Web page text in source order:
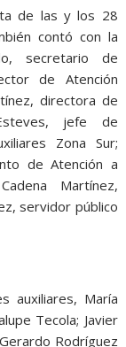
de las y los 28
contó con la
secretario de
de Atención
directora de
jefe de
Zona Sur;
de Atención a
Martínez,
servidor público
auxiliares, María
Tecola; Javier
Rodríguez